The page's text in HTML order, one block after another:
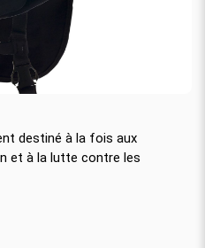
destiné à la fois aux
et à la lutte contre les